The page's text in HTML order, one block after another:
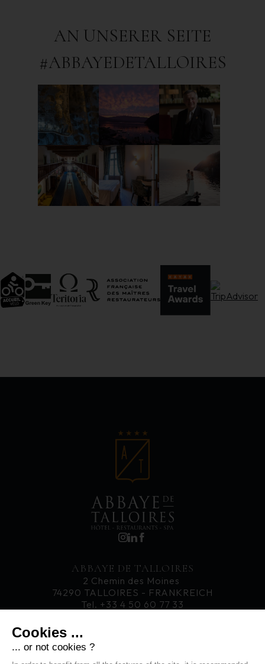
Cookies ...
... or not cookies ?
AN UNSERER SEITE
#ABBAYEDETALLOIRES
ABBAYE DE TALLOIRES
2 Chemin des Moines
74290 TALLOIRES - FRANKREICH
Tel. +33 4 50 60 77 33